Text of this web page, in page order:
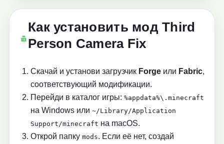
Как установить мод Third
Person Camera Fix
Скачай и установи загрузчик Forge или Fabric,
соответствующий модификации.
Перейди в каталог игры: %appdata%\.minecraft
на Windows или ~/Library/Application
Support/minecraft на macOS.
Открой папку mods. Если её нет, создай